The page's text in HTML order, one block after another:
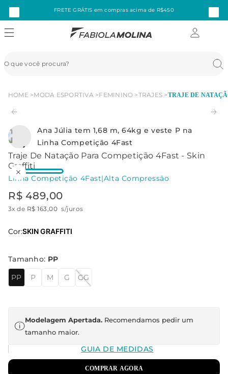
FRETE GRÁTIS em compras acima de R$450
HOME MODA ESPORTIVA FEMININO TRAJES TRAJE DE
Ana Júlia tem 1,68 m, 64kg e veste P na
Linha Competição 4Fast
Traje De Natação Para Competição 4Fast - Skin
Graffiti
Linha Competição 4Fast|Alta Compressão
R$ 489,00
3x de R$ 163,00 s/juros
Cor:SKIN GRAFFITI
Tamanho: PP
PP
P M G GG
Modelagem Apertada. Recomendamos pedir um
tamanho maior.
GUIA DE MEDIDAS
COMPRAR AGORA